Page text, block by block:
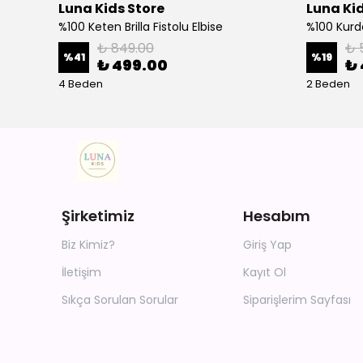
Luna Kids Store
%100 Keten Brilla Fistolu Elbise
%41 ₺ 849.00
₺ 499.00
4 Beden
Luna
%100
%19 ₺
₺
2 Beden
Şirketimiz
Biz Kimiz?
İletişim
Sıkça Sorulan Sorular
Hesabım
Giriş Yap
Kayıt Ol
Siparişlerim Sayfası